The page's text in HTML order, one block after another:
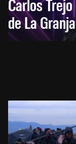
Carlos
de La